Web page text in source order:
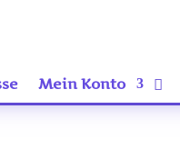
Mein Konto